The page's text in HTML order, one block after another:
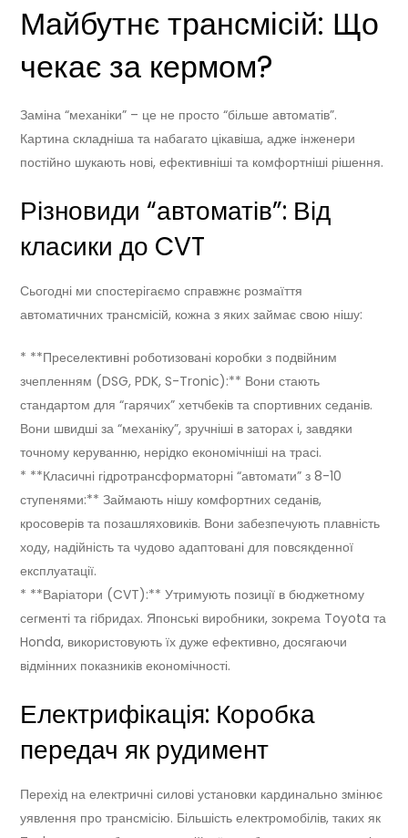
Майбутнє трансмісій: Що
чекає за кермом?
Заміна “механіки” – це не просто “більше автоматів”.
Картина складніша та набагато цікавіша, адже інженери
постійно шукають нові, ефективніші та комфортніші рішення.
Різновиди “автоматів”: Від
класики до CVT
Сьогодні ми спостерігаємо справжнє розмаїття
автоматичних трансмісій, кожна з яких займає свою нішу:
* **Преселективні роботизовані коробки з подвійним
зчепленням (DSG, PDK, S-Tronic):** Вони стають
стандартом для “гарячих” хетчбеків та спортивних седанів.
Вони швидші за “механіку”, зручніші в заторах і, завдяки
точному керуванню, нерідко економічніші на трасі.
* **Класичні гідротрансформаторні “автомати” з 8-10
ступенями:** Займають нішу комфортних седанів,
кросоверів та позашляховиків. Вони забезпечують плавність
ходу, надійність та чудово адаптовані для повсякденної
експлуатації.
* **Варіатори (CVT):** Утримують позиції в бюджетному
сегменті та гібридах. Японські виробники, зокрема Toyota та
Honda, використовують їх дуже ефективно, досягаючи
відмінних показників економічності.
Електрифікація: Коробка
передач як рудимент
Перехід на електричні силові установки кардинально змінює
уявлення про трансмісію. Більшість електромобілів, таких як